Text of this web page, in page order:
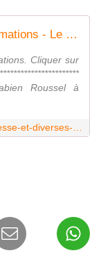
2 Revue de presse et diverses informations - Le blog de pcfmanteslajolie
Cliquer sur
Roussel à